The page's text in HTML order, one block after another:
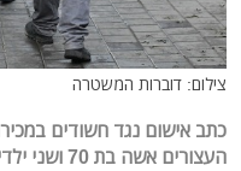
צילום: דוברות המשטרה
כתב אישום נגד חשודים
העצורים אשה בת 70 ושני ילדיה